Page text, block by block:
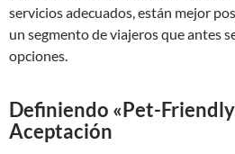
servicios adecuados, están mejor
un segmento de viajeros que antes
opciones.
Definiendo «Pet-
Aceptación